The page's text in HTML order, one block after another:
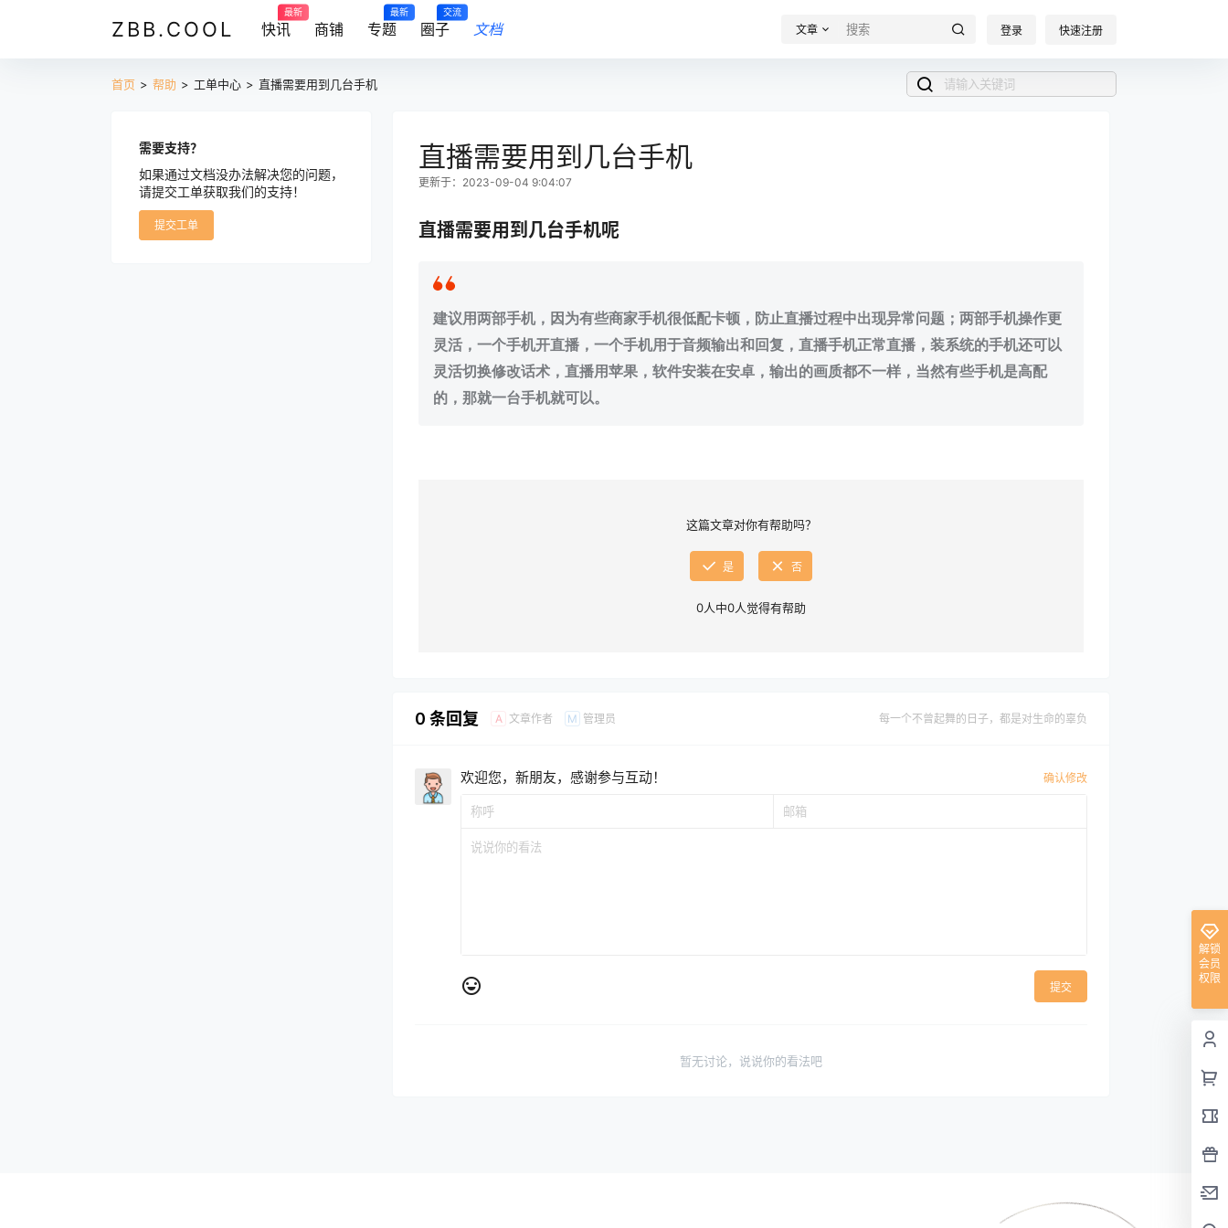
ZBB.COOL 快讯
最新
商铺 专题
最新
圈子
交流
文档 文章 登录 快速注册
首页 > 帮助 > 工单中心 > 直播需要用到几台手机
需要支持？
如果通过文档没办法解决您的问题，
请提交工单获取我们的支持！
提交工单
直播需要用到几台手机
更新于：2023-09-04 9:04:07
直播需要用到几台手机呢
建议用两部手机，因为有些商家手机很低配卡顿，防止直播过程中出现异常问题；两部手机操作更
灵活，一个手机开直播，一个手机用于音频输出和回复，直播手机正常直播，装系统的手机还可以
灵活切换修改话术，直播用苹果，软件安装在安卓，输出的画质都不一样，当然有些手机是高配
的，那就一台手机就可以。
这篇文章对你有帮助吗？
是 否
0人中0人觉得有帮助
0 条回复 A 文章作者 M 管理员 每一个不曾起舞的日子，都是对生命的辜负
欢迎您，新朋友，感谢参与互动！ 确认修改
提交
暂无讨论，说说你的看法吧
解锁
会员
权限